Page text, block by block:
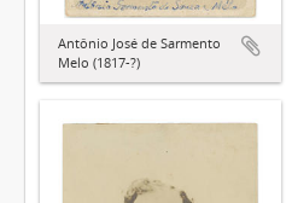
Antônio José de Sarmento
Melo (1817-?)